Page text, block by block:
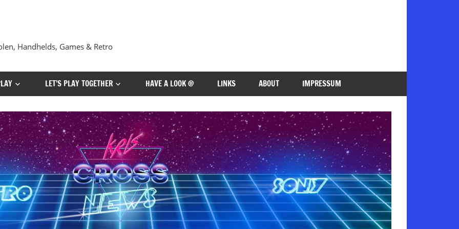
Handhelds, Games & Retro
LET’S PLAY TOGETHER HAVE A LOOK @ LINKS ABOUT IMPRESSUM